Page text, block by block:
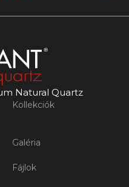
Natural Quartz
Kollekciók
Galéria
Fájlok